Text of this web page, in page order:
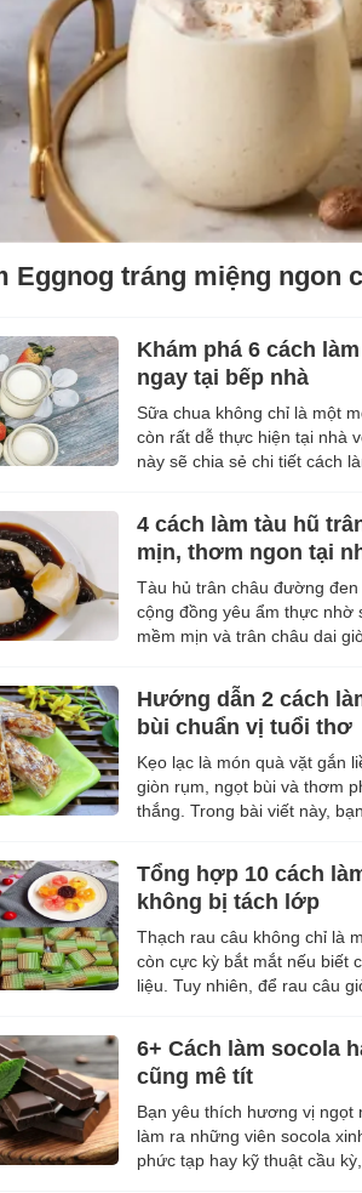
Eggnog tráng miệng ngon
Khám phá 6 cách
ngay tại bếp nhà
Sữa chua không chỉ là một
còn rất dễ thực hiện tại nhà
này sẽ chia sẻ chi tiết cách
4 cách làm tàu hũ
mịn, thơm ngon tại
Tàu hủ trân châu đường đen
cộng đồng yêu ẩm thực nhờ
mềm mịn và trân châu dai
Hướng dẫn 2 cách
bùi chuẩn vị tuổi thơ
Kẹo lạc là món quà vặt gắn
giòn rụm, ngọt bùi và thơm
thắng. Trong bài viết này,
Tổng hợp 10 cách
không bị tách lớp
Thạch rau câu không chỉ là
còn cực kỳ bắt mắt nếu biết
liệu. Tuy nhiên, để rau câu
6+ Cách làm socola
cũng mê tít
Bạn yêu thích hương vị ngọt
làm ra những viên socola
phức tạp hay kỹ thuật cầu